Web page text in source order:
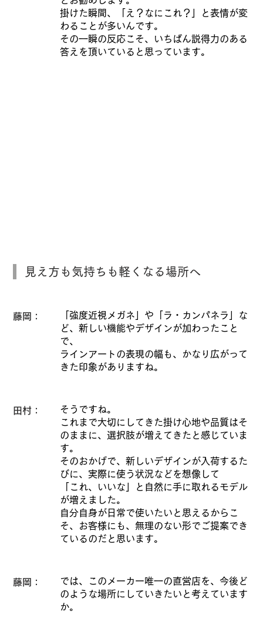
掛けた瞬間、「え？なにこれ？」と表情が変
わることが多いんです。
その一瞬の反応こそ、いちばん説得力のある
答えを頂いていると思っています。
見え方も気持ちも軽くなる場所へ
藤岡：
「強度近視メガネ」や「ラ・カンパネラ」な
ど、新しい機能やデザインが加わったこと
で、
ラインアートの表現の幅も、かなり広がって
きた印象がありますね。
田村：
そうですね。
これまで大切にしてきた掛け心地や品質はそ
のままに、選択肢が増えてきたと感じていま
す。
そのおかげで、新しいデザインが入荷するた
びに、実際に使う状況などを想像して
「これ、いいな」と自然に手に取れるモデル
が増えました。
自分自身が日常で使いたいと思えるからこ
そ、お客様にも、無理のない形でご提案でき
ているのだと思います。
藤岡：
では、このメーカー唯一の直営店を、今後ど
のような場所にしていきたいと考えています
か。